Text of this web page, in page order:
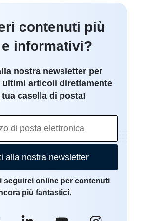
contenuti più
informativi?
nostra newsletter per
ultimi articoli direttamente
tua casella di posta!
alla nostra newsletter
seguirci online per contenuti
più fantastici.